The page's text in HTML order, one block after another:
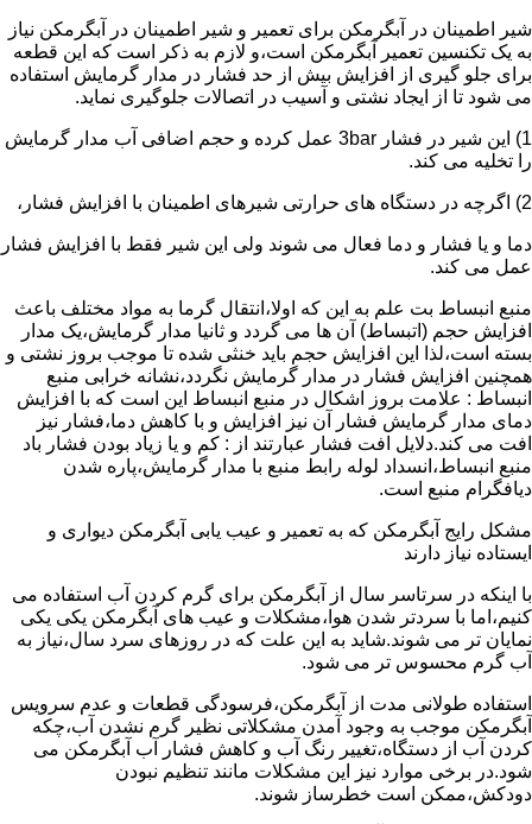
شیر اطمینان در آبگرمکن برای تعمیر و شیر اطمینان در آبگرمکن نیاز
به یک تکنسین تعمیر آبگرمکن است،و لازم به ذکر است که این قطعه
برای جلو گیری از افزایش بیش از حد فشار در مدار گرمایش استفاده
می شود تا از ایجاد نشتی و آسیب در اتصالات جلوگیری نماید.
1) این شیر در فشار 3bar عمل کرده و حجم اضافی آب مدار گرمایش
را تخلیه می کند.
2) اگرچه در دستگاه های حرارتی شیرهای اطمینان با افزایش فشار،
دما و یا فشار و دما فعال می شوند ولی این شیر فقط با افزایش فشار
عمل می کند.
منبع انبساط بت علم به این که اولا،انتقال گرما به مواد مختلف باعث
افزایش حجم (اتبساط) آن ها می گردد و ثانیا مدار گرمایش،یک مدار
بسته است،لذا این افزایش حجم باید خنثی شده تا موجب بروز نشتی و
همچنین افزایش فشار در مدار گرمایش نگردد،نشانه خرابی منبع
انبساط : علامت بروز اشکال در منبع انبساط این است که با افزایش
دمای مدار گرمایش فشار آن نیز افزایش و با کاهش دما،فشار نیز
افت می کند.دلایل افت فشار عبارتند از : کم و یا زیاد بودن فشار باد
منبع انبساط،انسداد لوله رابط منبع با مدار گرمایش،پاره شدن
دیافگرام منبع است.
مشکل رایج آبگرمکن که به تعمیر و عیب یابی آبگرمکن دیواری و
ایستاده نیاز دارند
با اینکه در سرتاسر سال از آبگرمکن برای گرم کردن آب استفاده می
کنیم،اما با سردتر شدن هوا،مشکلات و عیب های آبگرمکن یکی یکی
نمایان تر می شوند.شاید به این علت که در روزهای سرد سال،نیاز به
آب گرم محسوس تر می شود.
استفاده طولانی مدت از آبگرمکن،فرسودگی قطعات و عدم سرویس
آبگرمکن موجب به وجود آمدن مشکلاتی نظیر گرم نشدن آب،چکه
کردن آب از دستگاه،تغییر رنگ آب و کاهش فشار آب آبگرمکن می
شود.در برخی موارد نیز این مشکلات مانند تنظیم نبودن
دودکش،ممکن است خطرساز شوند.